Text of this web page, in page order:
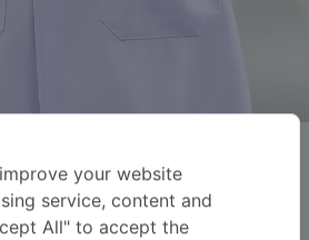
SERMSRI, M.D.
မီတဝေ့ ဆူခွန်ဗစ်
your website
service, content and
All" to accept the